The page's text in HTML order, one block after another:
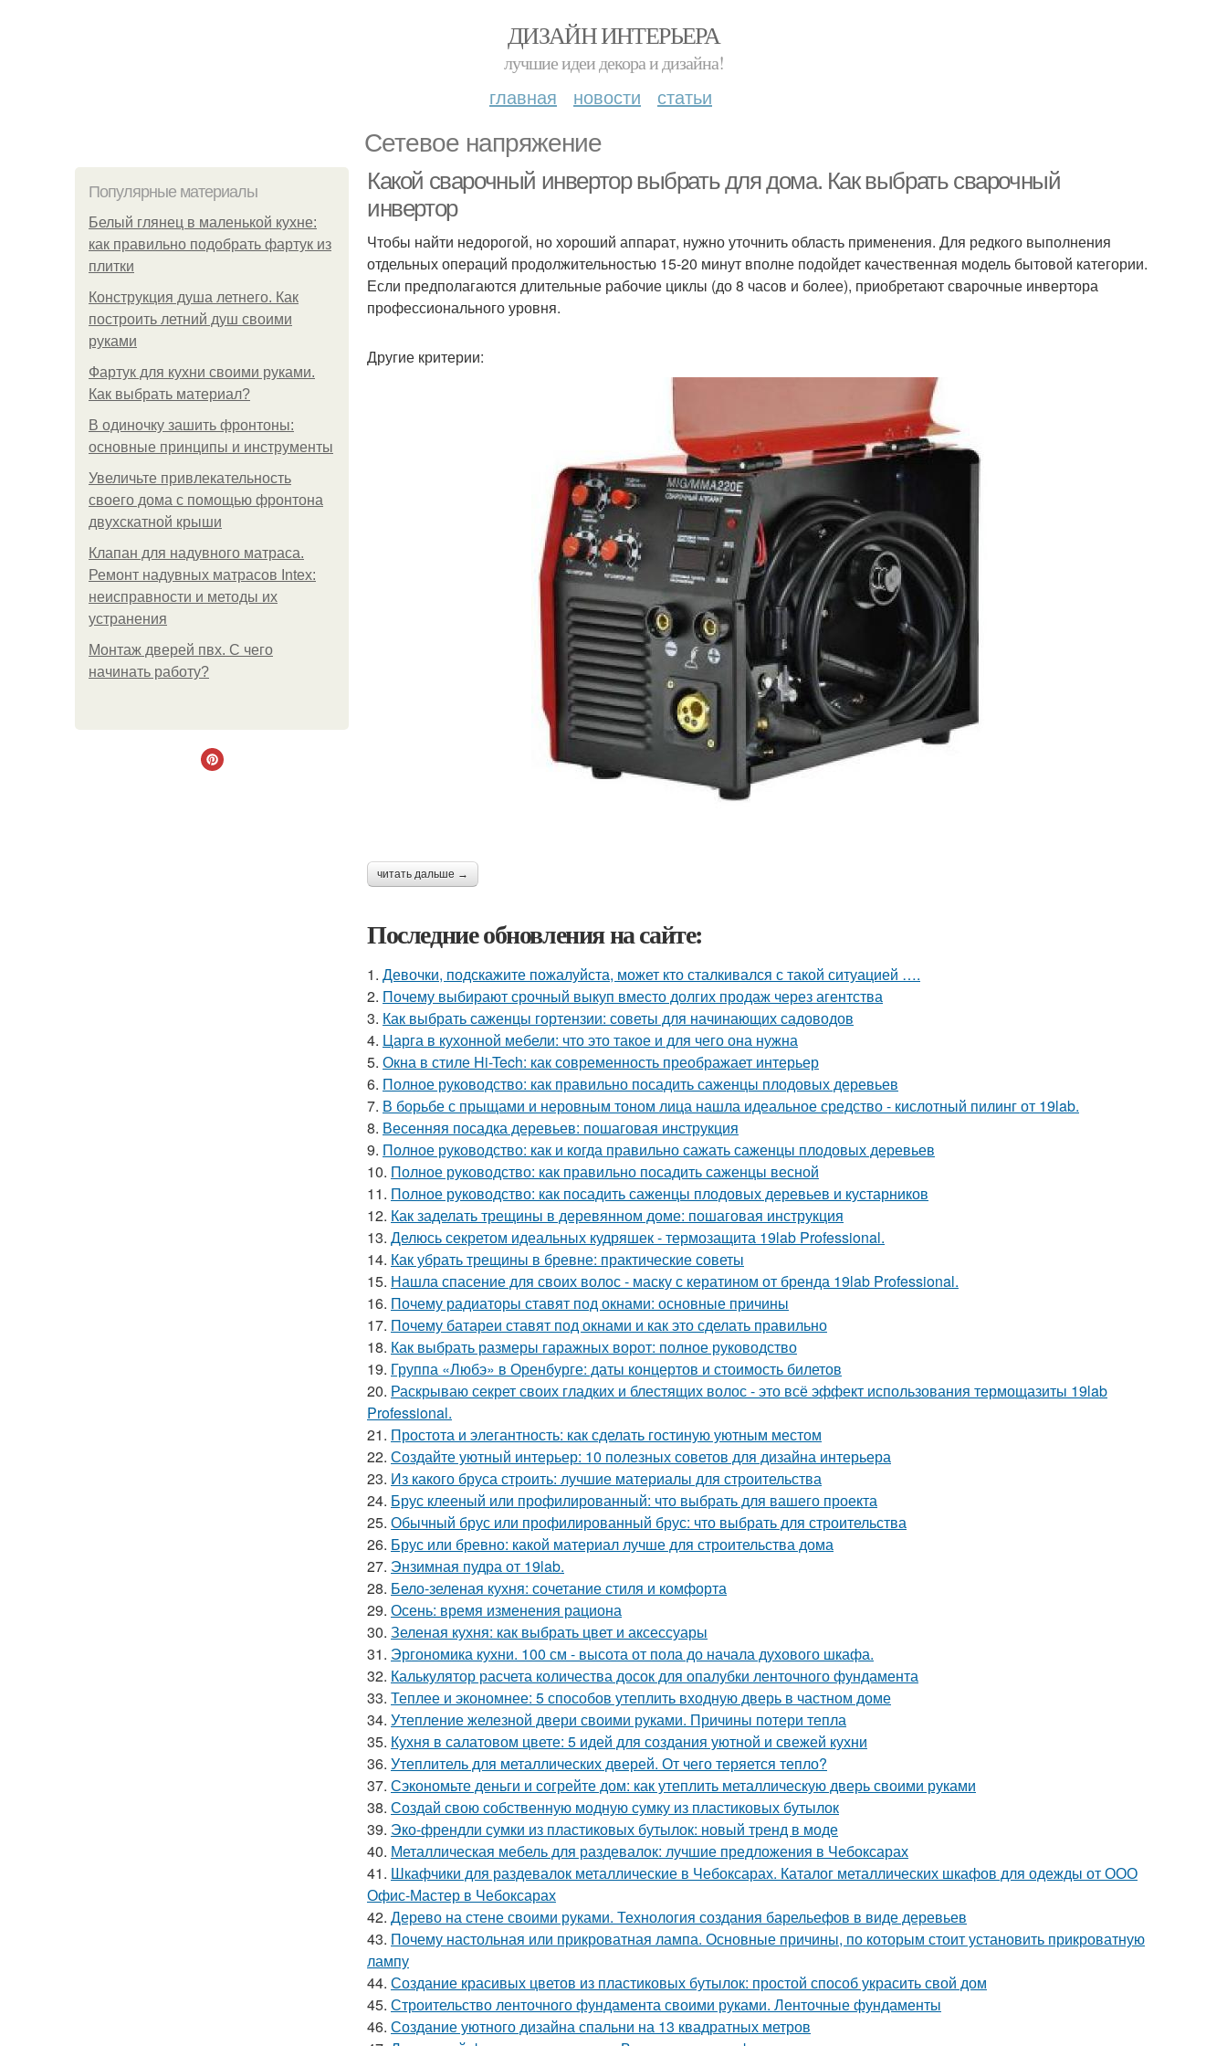
ДИЗАЙН ИНТЕРЬЕРА
лучшие идеи декора и дизайна!
главная новости статьи
Сетевое напряжение
Популярные материалы
Белый глянец в маленькой кухне:
как правильно подобрать фартук из
плитки
Конструкция душа летнего. Как
построить летний душ своими
руками
Фартук для кухни своими руками.
Как выбрать материал?
В одиночку зашить фронтоны:
основные принципы и инструменты
Увеличьте привлекательность
своего дома с помощью фронтона
двухскатной крыши
Клапан для надувного матраса.
Ремонт надувных матрасов Intex:
неисправности и методы их
устранения
Монтаж дверей пвх. С чего
начинать работу?
Какой сварочный инвертор выбрать для дома. Как выбрать сварочный
инвертор
Чтобы найти недорогой, но хороший аппарат, нужно уточнить область применения. Для редкого выполнения
отдельных операций продолжительностью 15-20 минут вполне подойдет качественная модель бытовой категории.
Если предполагаются длительные рабочие циклы (до 8 часов и более), приобретают сварочные инвертора
профессионального уровня.
Другие критерии:
читать дальше →
Последние обновления на сайте:
1. Девочки, подскажите пожалуйста, может кто сталкивался с такой ситуацией ….
2. Почему выбирают срочный выкуп вместо долгих продаж через агентства
3. Как выбрать саженцы гортензии: советы для начинающих садоводов
4. Царга в кухонной мебели: что это такое и для чего она нужна
5. Окна в стиле Hi-Tech: как современность преображает интерьер
6. Полное руководство: как правильно посадить саженцы плодовых деревьев
7. В борьбе с прыщами и неровным тоном лица нашла идеальное средство - кислотный пилинг от 19lab.
8. Весенняя посадка деревьев: пошаговая инструкция
9. Полное руководство: как и когда правильно сажать саженцы плодовых деревьев
10. Полное руководство: как правильно посадить саженцы весной
11. Полное руководство: как посадить саженцы плодовых деревьев и кустарников
12. Как заделать трещины в деревянном доме: пошаговая инструкция
13. Делюсь секретом идеальных кудряшек - термозащита 19lab Professional.
14. Как убрать трещины в бревне: практические советы
15. Нашла спасение для своих волос - маску с кератином от бренда 19lab Professional.
16. Почему радиаторы ставят под окнами: основные причины
17. Почему батареи ставят под окнами и как это сделать правильно
18. Как выбрать размеры гаражных ворот: полное руководство
19. Группа «Любэ» в Оренбурге: даты концертов и стоимость билетов
20. Раскрываю секрет своих гладких и блестящих волос - это всё эффект использования термощазиты 19lab
Professional.
21. Простота и элегантность: как сделать гостиную уютным местом
22. Создайте уютный интерьер: 10 полезных советов для дизайна интерьера
23. Из какого бруса строить: лучшие материалы для строительства
24. Брус клееный или профилированный: что выбрать для вашего проекта
25. Обычный брус или профилированный брус: что выбрать для строительства
26. Брус или бревно: какой материал лучше для строительства дома
27. Энзимная пудра от 19lab.
28. Бело-зеленая кухня: сочетание стиля и комфорта
29. Осень: время изменения рациона
30. Зеленая кухня: как выбрать цвет и аксессуары
31. Эргономика кухни. 100 см - высота от пола до начала духового шкафа.
32. Калькулятор расчета количества досок для опалубки ленточного фундамента
33. Теплее и экономнее: 5 способов утеплить входную дверь в частном доме
34. Утепление железной двери своими руками. Причины потери тепла
35. Кухня в салатовом цвете: 5 идей для создания уютной и свежей кухни
36. Утеплитель для металлических дверей. От чего теряется тепло?
37. Сэкономьте деньги и согрейте дом: как утеплить металлическую дверь своими руками
38. Создай свою собственную модную сумку из пластиковых бутылок
39. Эко-френдли сумки из пластиковых бутылок: новый тренд в моде
40. Металлическая мебель для раздевалок: лучшие предложения в Чебоксарах
41. Шкафчики для раздевалок металлические в Чебоксарах. Каталог металлических шкафов для одежды от ООО
Офис-Мастер в Чебоксарах
42. Дерево на стене своими руками. Технология создания барельефов в виде деревьев
43. Почему настольная или прикроватная лампа. Основные причины, по которым стоит установить прикроватную
лампу
44. Создание красивых цветов из пластиковых бутылок: простой способ украсить свой дом
45. Строительство ленточного фундамента своими руками. Ленточные фундаменты
46. Создание уютного дизайна спальни на 13 квадратных метров